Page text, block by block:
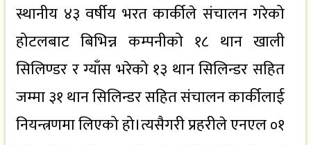
स्थानीय ४३ वर्षीय भरत कार्कीले संचालन गरेको
होटलबाट बिभिन्न कम्पनीको १८ थान खाली
सिलिण्डर र ग्याँस भरेको १३ थान सिलिन्डर सहित
जम्मा ३१ थान सिलिन्डर सहित संचालन कार्कीलाई
नियन्त्रणमा लिएको हो।त्यसैगरी प्रहरीले एनएल ०१